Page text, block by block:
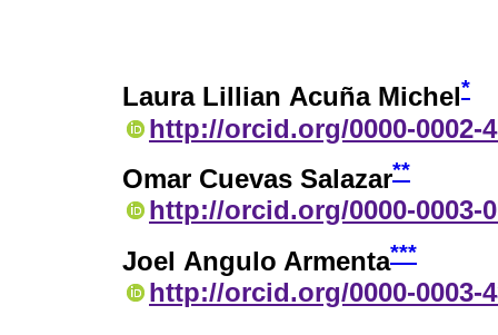
Laura Lillian Acuña Michel*
http://orcid.org/0000-0002-
Omar Cuevas Salazar**
http://orcid.org/0000-0003-
Joel Angulo Armenta***
http://orcid.org/0000-0003-